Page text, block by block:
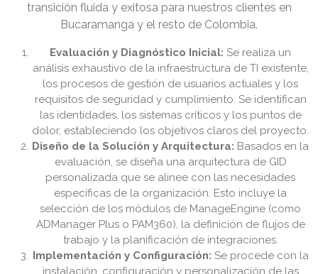
transición fluida y exitosa para nuestros clientes en
Bucaramanga y el resto de Colombia.
Evaluación y Diagnóstico Inicial: Se realiza un
análisis exhaustivo de la infraestructura de TI existente,
los procesos de gestión de usuarios actuales y los
requisitos de seguridad y cumplimiento. Se identifican
las identidades, los sistemas críticos y los puntos de
dolor, estableciendo los objetivos claros del proyecto.
Diseño de la Solución y Arquitectura: Basados en la
evaluación, se diseña una arquitectura de GID
personalizada que se alinee con las necesidades
específicas de la organización. Esto incluye la
selección de los módulos de ManageEngine (como
ADManager Plus o PAM360), la definición de flujos de
trabajo y la planificación de integraciones.
Implementación y Configuración: Se procede con la
instalación, configuración y personalización de las